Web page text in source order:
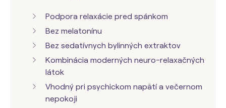
Podpora relaxácie pred spánkom
Bez melatonínu
Bez sedatívnych bylinných extraktov
Kombinácia moderných neuro-relaxačných
látok
Vhodný pri psychickom napätí a večernom
nepokoji